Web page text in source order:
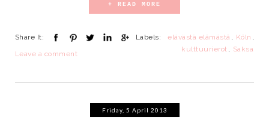
+ READ MORE
Share It:
Leave a comment
Labels: elävästä elämästä , Köln ,
kulttuurierot , Saksa
Friday, 5 April 2013